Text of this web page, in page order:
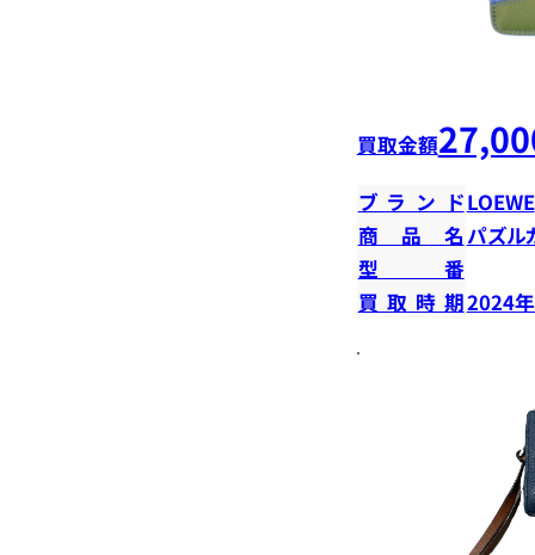
買取金額
ブランドLOEWE
商品名 パズル
型番
買取時期2024